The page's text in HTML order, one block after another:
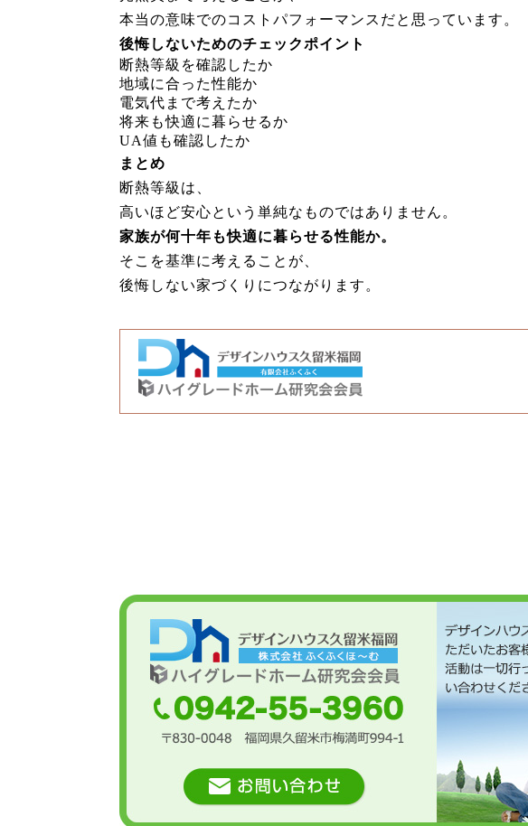
本当の意味でのコストパフォーマンスだと思っています。
後悔しないためのチェックポイント
断熱等級を確認したか
地域に合った性能か
電気代まで考えたか
将来も快適に暮らせるか
UA値も確認したか
まとめ
断熱等級は、
高いほど安心という単純なものではありません。
家族が何十年も快適に暮らせる性能か。
そこを基準に考えることが、
後悔しない家づくりにつながります。